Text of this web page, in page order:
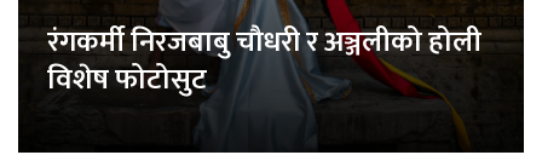
रंगकर्मी निरजबाबु चौधरी र अञ्जलीको होली
विशेष फोटोसुट